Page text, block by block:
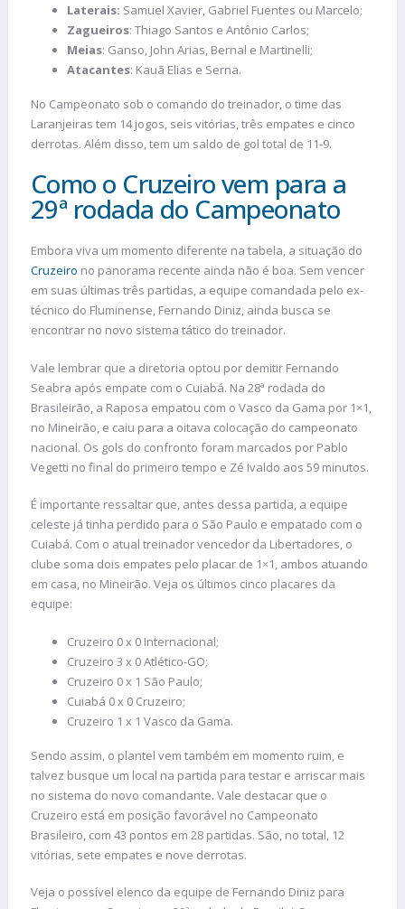
Laterais: Samuel Xavier, Gabriel Fuentes ou Marcelo;
Zagueiros: Thiago Santos e Antônio Carlos;
Meias: Ganso, John Arias, Bernal e Martinelli;
Atacantes: Kauã Elias e Serna.
No Campeonato sob o comando do treinador, o time das
Laranjeiras tem 14 jogos, seis vitórias, três empates e cinco
derrotas. Além disso, tem um saldo de gol total de 11-9.
Como o Cruzeiro vem para a
29ª rodada do Campeonato
Embora viva um momento diferente na tabela, a situação do
Cruzeiro no panorama recente ainda não é boa. Sem vencer
em suas últimas três partidas, a equipe comandada pelo ex-
técnico do Fluminense, Fernando Diniz, ainda busca se
encontrar no novo sistema tático do treinador.
Vale lembrar que a diretoria optou por demitir Fernando
Seabra após empate com o Cuiabá. Na 28ª rodada do
Brasileirão, a Raposa empatou com o Vasco da Gama por 1×1,
no Mineirão, e caiu para a oitava colocação do campeonato
nacional. Os gols do confronto foram marcados por Pablo
Vegetti no final do primeiro tempo e Zé Ivaldo aos 59 minutos.
É importante ressaltar que, antes dessa partida, a equipe
celeste já tinha perdido para o São Paulo e empatado com o
Cuiabá. Com o atual treinador vencedor da Libertadores, o
clube soma dois empates pelo placar de 1×1, ambos atuando
em casa, no Mineirão. Veja os últimos cinco placares da
equipe:
Cruzeiro 0 x 0 Internacional;
Cruzeiro 3 x 0 Atlético-GO;
Cruzeiro 0 x 1 São Paulo;
Cuiabá 0 x 0 Cruzeiro;
Cruzeiro 1 x 1 Vasco da Gama.
Sendo assim, o plantel vem também em momento ruim, e
talvez busque um local na partida para testar e arriscar mais
no sistema do novo comandante. Vale destacar que o
Cruzeiro está em posição favorável no Campeonato
Brasileiro, com 43 pontos em 28 partidas. São, no total, 12
vitórias, sete empates e nove derrotas.
Veja o possível elenco da equipe de Fernando Diniz para